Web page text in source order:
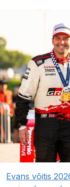
Evans võitis